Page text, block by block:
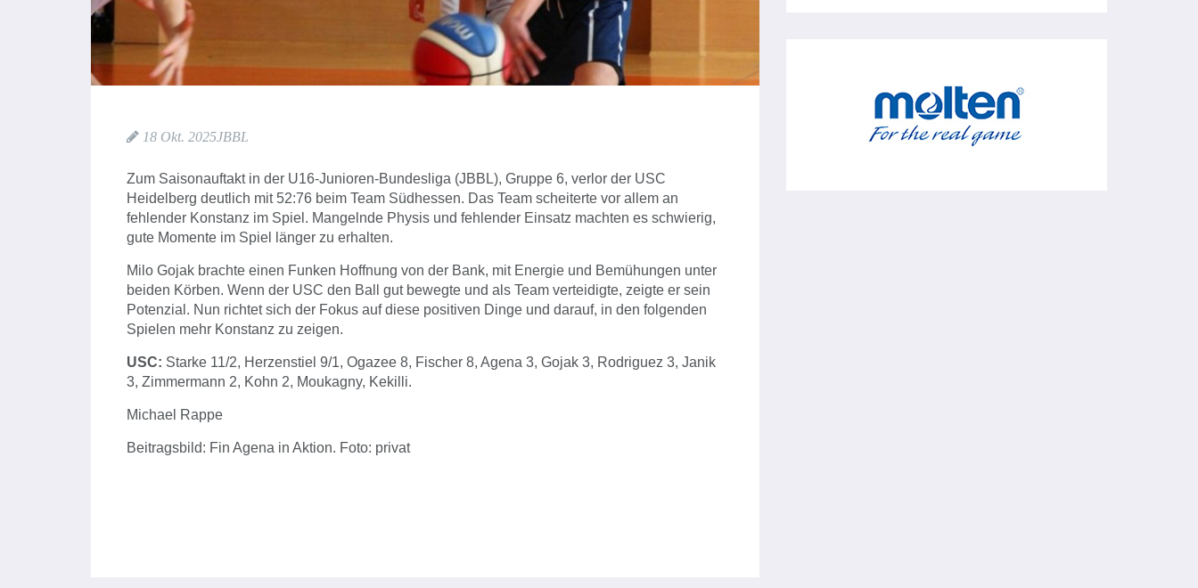
18 Okt. 2025JBBL
Zum Saisonauftakt in der U16-Junioren-Bundesliga (JBBL), Gruppe 6, verlor der USC
Heidelberg deutlich mit 52:76 beim Team Südhessen. Das Team scheiterte vor allem an
fehlender Konstanz im Spiel. Mangelnde Physis und fehlender Einsatz machten es schwierig,
gute Momente im Spiel länger zu erhalten.
Milo Gojak brachte einen Funken Hoffnung von der Bank, mit Energie und Bemühungen unter
beiden Körben. Wenn der USC den Ball gut bewegte und als Team verteidigte, zeigte er sein
Potenzial. Nun richtet sich der Fokus auf diese positiven Dinge und darauf, in den folgenden
Spielen mehr Konstanz zu zeigen.
USC: Starke 11/2, Herzenstiel 9/1, Ogazee 8, Fischer 8, Agena 3, Gojak 3, Rodriguez 3, Janik
3, Zimmermann 2, Kohn 2, Moukagny, Kekilli.
Michael Rappe
Beitragsbild: Fin Agena in Aktion. Foto: privat